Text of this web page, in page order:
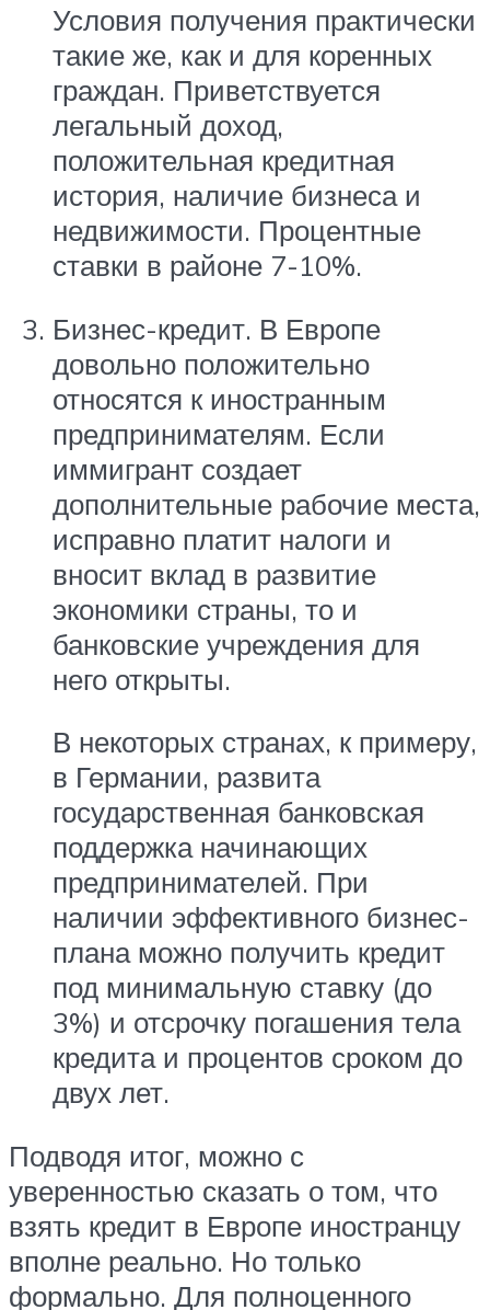
Условия получения практически
такие же, как и для коренных
граждан. Приветствуется
легальный доход,
положительная кредитная
история, наличие бизнеса и
недвижимости. Процентные
ставки в районе 7-10%.
Бизнес-кредит. В Европе
довольно положительно
относятся к иностранным
предпринимателям. Если
иммигрант создает
дополнительные рабочие места,
исправно платит налоги и
вносит вклад в развитие
экономики страны, то и
банковские учреждения для
него открыты.
В некоторых странах, к примеру,
в Германии, развита
государственная банковская
поддержка начинающих
предпринимателей. При
наличии эффективного бизнес-
плана можно получить кредит
под минимальную ставку (до
3%) и отсрочку погашения тела
кредита и процентов сроком до
двух лет.
Подводя итог, можно с
уверенностью сказать о том, что
взять кредит в Европе иностранцу
вполне реально. Но только
формально. Для полноценного